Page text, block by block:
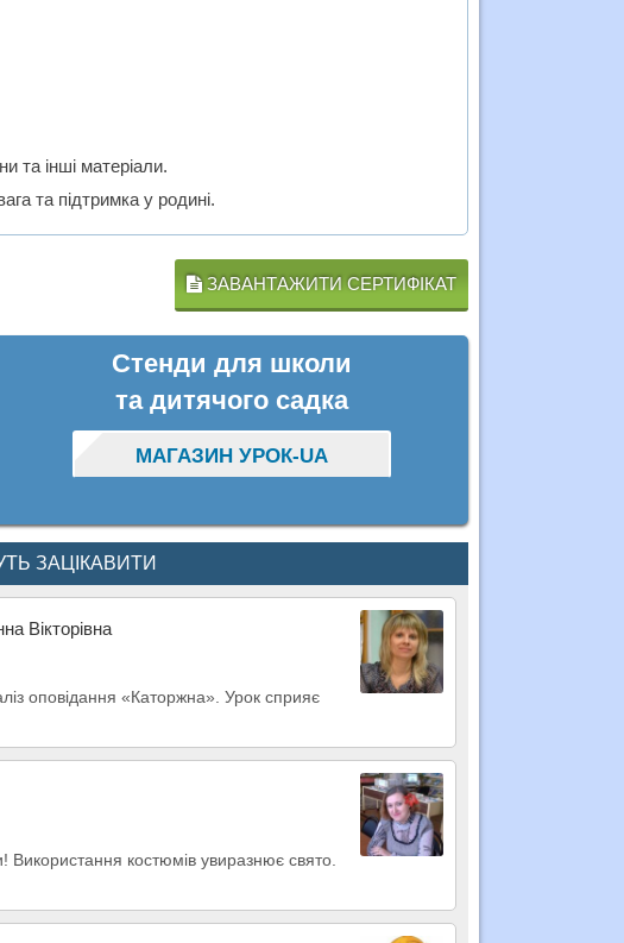
та інші матеріали.
та підтримка у родині.
ЗАВАНТАЖИТИ СЕРТИФІКАТ
Стенди для школи
та дитячого садка
МАГАЗИН УРОК-UA
ЗАЦІКАВИТИ
Вікторівна
оповідання «Каторжна». Урок сприяє
Використання костюмів увиразнює свято.